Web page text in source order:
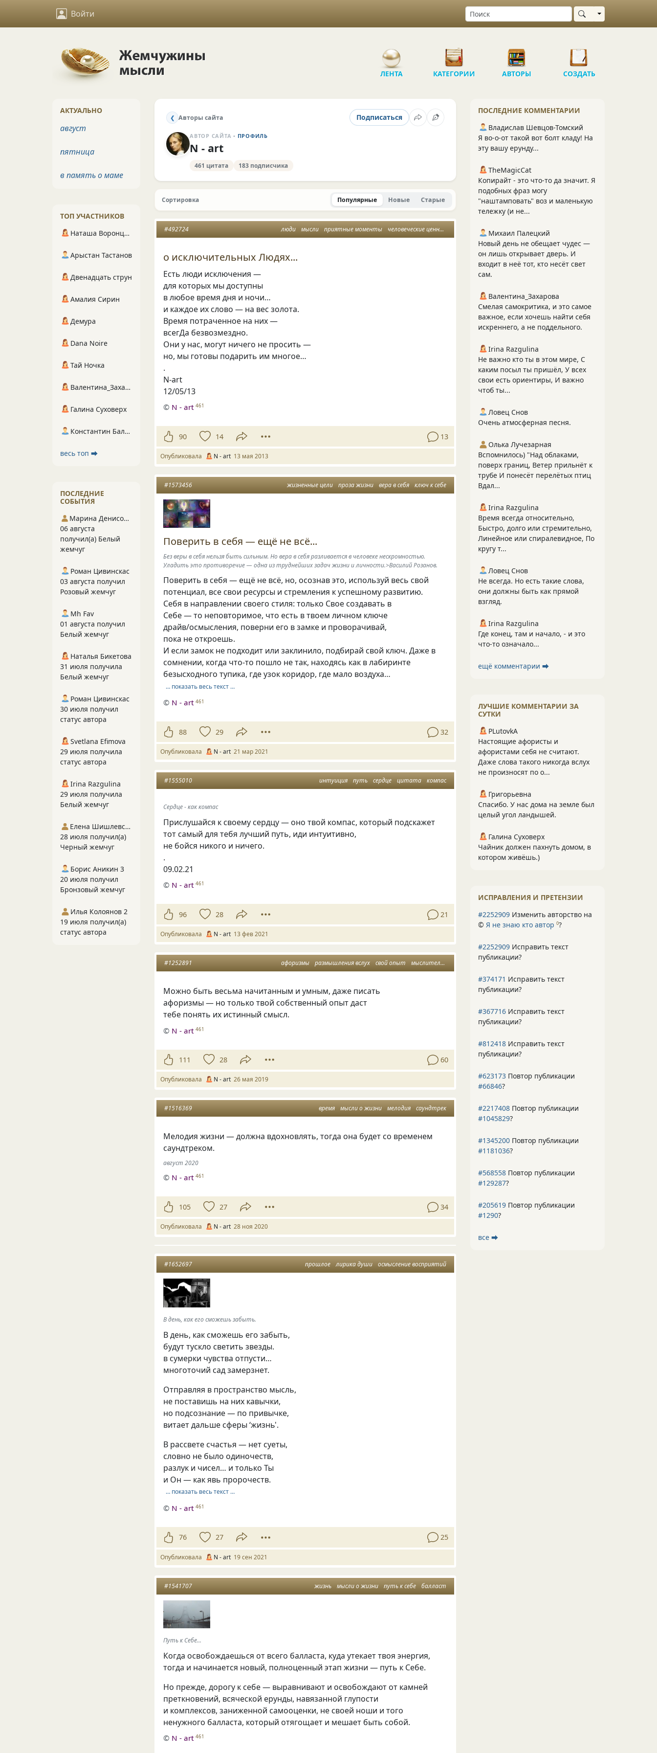
Войти Выбрать область
ЛЕНТА КАТЕГОРИИ АВТОРЫ СОЗДАТЬ
❮ Авторы сайта Подписаться
АВТОР САЙТА • ПРОФИЛЬ
N - art
461 цитата 183 подписчика
Сортировка Популярные Новые Старые
люди мысли приятные моменты человеческие ценности
#492724
о исключительных Людях...
Есть люди исключения —
для которых мы доступны
в любое время дня и ночи…
и каждое их слово — на вес золота.
Время потраченное на них —
всегДа безвозмездно.
Они у нас, могут ничего не просить —
но, мы готовы подарить им многое…
.
N-art
12/05/13
© N - art 461
90 14 13
Опубликовала N - art 13 мая 2013
жизненные цели проза жизни вера в себя ключ к себе
#1573456
Поверить в себя — ещё не всё...
Без веры в себя нельзя быть сильным. Но вера в себя разливается в человеке нескромностью.
Уладить это противоречие — одна из труднейших задач жизни и личности.>Василий Розанов.
Поверить в себя — ещё не всё, но, осознав это, используй весь свой
потенциал, все свои ресурсы и стремления к успешному развитию.
Себя в направлении своего стиля: только Свое создавать в
Себе — то неповторимое, что есть в твоем личном ключе
драйв/осмысления, поверни его в замке и проворачивай,
пока не откроешь.
И если замок не подходит или заклинило, подбирай свой ключ. Даже в
сомнении, когда что-то пошло не так, находясь как в лабиринте
безысходного тупика, где узок коридор, где мало воздуха…
… показать весь текст …
© N - art 461
88 29 32
Опубликовала N - art 21 мар 2021
интуиция путь сердце цитата компас
#1555010
Сердце - как компас
Прислушайся к своему сердцу — оно твой компас, который подскажет
тот самый для тебя лучший путь, иди интуитивно,
не бойся никого и ничего.
.
09.02.21
© N - art 461
96 28 21
Опубликовала N - art 13 фев 2021
афоризмы размышления вслух свой опыт мыслитель месяца
#1252891
Можно быть весьма начитанным и умным, даже писать
афоризмы — но только твой собственный опыт даст
тебе понять их истинный смысл.
© N - art 461
111 28 60
Опубликовала N - art 26 мая 2019
время мысли о жизни мелодия саундтрек
#1516369
Мелодия жизни — должна вдохновлять, тогда она будет со временем
саундтреком.
август 2020
© N - art 461
105 27 34
Опубликовала N - art 28 ноя 2020
прошлое лирика души осмысление восприятий
#1652697
В день, как его сможешь забыть.
В день, как сможешь его забыть,
будут тускло светить звезды.
в сумерки чувства отпусти…
многоточий сад замерзнет.
Отправляя в пространство мысль,
не поставишь на них кавычки,
но подсознание — по привычке,
витает дальше сферы ‘жизнь'.
В рассвете счастья — нет суеты,
словно не было одиночеств,
разлук и чисел… и только Ты
и Он — как явь пророчеств.
… показать весь текст …
© N - art 461
76 27 25
Опубликовала N - art 19 сен 2021
жизнь мысли о жизни путь к себе балласт
#1541707
Путь к Себе...
Когда освобождаешься от всего балласта, куда утекает твоя энергия,
тогда и начинается новый, полноценный этап жизни — путь к Себе.
Но прежде, дорогу к себе — выравнивают и освобождают от камней
преткновений, всяческой ерунды, навязанной глупости
и комплексов, заниженной самооценки, не своей ноши и того
ненужного балласта, который отягощает и мешает быть собой.
© N - art 461
ПОСЛЕДНИЕ КОММЕНТАРИИ
Владислав Шевцов-Томский
Я во-о-от такой вот болт кладу! На
эту вашу ерунду...
TheMagicCat
Копирайт - это что-то да значит. Я
подобных фраз могу
"наштамповать" воз и маленькую
тележку (и не...
Михаил Палецкий
Новый день не обещает чудес —
он лишь открывает дверь. И
входит в неё тот, кто несёт свет
сам.
Валентина_Захарова
Смелая самокритика, и это самое
важное, если хочешь найти себя
искреннего, а не поддельного.
Irina Razgulina
Не важно кто ты в этом мире, С
каким посыл ты пришёл, У всех
свои есть ориентиры, И важно
чтоб ты...
Ловец Снов
Очень атмосферная песня.
Олька Лучезарная
Вспомнилось) "Над облаками,
поверх границ, Ветер прильнёт к
трубе И понесёт перелётых птиц
Вдал...
Irina Razgulina
Время всегда относительно,
Быстро, долго или стремительно,
Линейное или спиралевидное, По
кругу т...
Ловец Снов
Не всегда. Но есть такие слова,
они должны быть как прямой
взгляд.
Irina Razgulina
Где конец, там и начало, - и это
что-то означало...
ещё комментарии ⮕
ЛУЧШИЕ КОММЕНТАРИИ ЗА
СУТКИ
PLutоvkА
Настоящие афористы и
афористами себя не считают.
Даже слова такого никогда вслух
не произносят по о...
Григорьевна
Спасибо. У нас дома на земле был
целый угол ландышей.
Галина Суховерх
Чайник должен пахнуть домом, в
котором живёшь.)
ИСПРАВЛЕНИЯ И ПРЕТЕНЗИИ
#2252909 Изменить авторство на
© Я не знаю кто автор 0?
#2252909 Исправить текст
публикации?
#374171 Исправить текст
публикации?
#367716 Исправить текст
публикации?
#812418 Исправить текст
публикации?
#623173 Повтор публикации
#66846?
#2217408 Повтор публикации
#1045829?
#1345200 Повтор публикации
#1181036?
#568558 Повтор публикации
#129287?
#205619 Повтор публикации
#1290?
все ⮕
АКТУАЛЬНО
август
пятница
в память о маме
ТОП УЧАСТНИКОВ
Наташа Воронцова
Арыстан Тастанов
Двенадцать струн
Амалия Сирин
Демура
Dana Noire
Тай Ночка
Валентина_Захарова
Галина Суховерх
Константин Балухта
весь топ ⮕
ПОСЛЕДНИЕ
СОБЫТИЯ
Марина Денисова 5
06 августа
получил(а) Белый
жемчуг
Роман Цивинскас
03 августа получил
Розовый жемчуг
Mh Fav
01 августа получил
Белый жемчуг
Наталья Бикетова
31 июля получила
Белый жемчуг
Роман Цивинскас
30 июля получил
статус автора
Svetlana Efimova
29 июля получила
статус автора
Irina Razgulina
29 июля получила
Белый жемчуг
Елена Шишлевская
28 июля получил(а)
Черный жемчуг
Борис Аникин 3
20 июля получил
Бронзовый жемчуг
Илья Колоянов 2
19 июля получил(а)
статус автора